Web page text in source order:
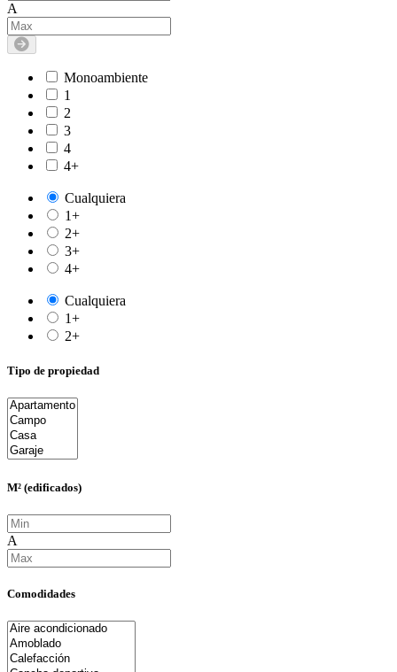
A
Monoambiente
1
2
3
4
4+
Cualquiera
1+
2+
3+
4+
Cualquiera
1+
2+
Tipo de propiedad
M² (edificados)
A
Comodidades